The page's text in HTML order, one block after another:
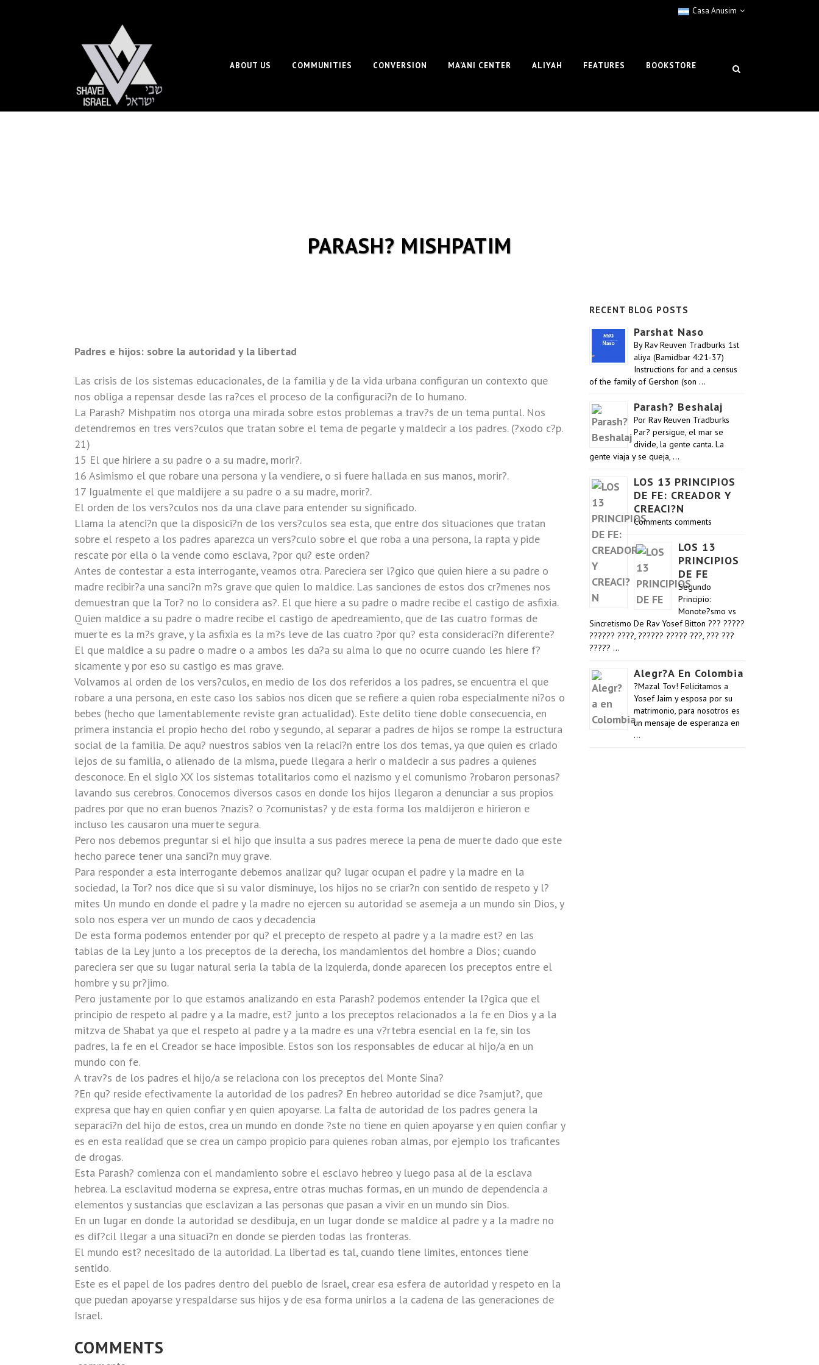
Casa Anusim
ABOUT US COMMUNITIES CONVERSION MA’ANI CENTER ALIYAH FEATURES BOOKSTORE
PARASH? MISHPATIM
Padres e hijos: sobre la autoridad y la libertad
Las crisis de los sistemas educacionales, de la familia y de la vida urbana configuran un contexto que
nos obliga a repensar desde las ra?ces el proceso de la configuraci?n de lo humano.
La Parash? Mishpatim nos otorga una mirada sobre estos problemas a trav?s de un tema puntal. Nos
detendremos en tres vers?culos que tratan sobre el tema de pegarle y maldecir a los padres. (?xodo c?p.
21)
15 El que hiriere a su padre o a su madre, morir?.
16 Asimismo el que robare una persona y la vendiere, o si fuere hallada en sus manos, morir?.
17 Igualmente el que maldijere a su padre o a su madre, morir?.
El orden de los vers?culos nos da una clave para entender su significado.
Llama la atenci?n que la disposici?n de los vers?culos sea esta, que entre dos situaciones que tratan
sobre el respeto a los padres aparezca un vers?culo sobre el que roba a una persona, la rapta y pide
rescate por ella o la vende como esclava, ?por qu? este orden?
Antes de contestar a esta interrogante, veamos otra. Pareciera ser l?gico que quien hiere a su padre o
madre recibir?a una sanci?n m?s grave que quien lo maldice. Las sanciones de estos dos cr?menes nos
demuestran que la Tor? no lo considera as?. El que hiere a su padre o madre recibe el castigo de asfixia.
Quien maldice a su padre o madre recibe el castigo de apedreamiento, que de las cuatro formas de
muerte es la m?s grave, y la asfixia es la m?s leve de las cuatro ?por qu? esta consideraci?n diferente?
El que maldice a su padre o madre o a ambos les da?a su alma lo que no ocurre cuando les hiere f?
sicamente y por eso su castigo es mas grave.
Volvamos al orden de los vers?culos, en medio de los dos referidos a los padres, se encuentra el que
robare a una persona, en este caso los sabios nos dicen que se refiere a quien roba especialmente ni?os o
bebes (hecho que lamentablemente reviste gran actualidad). Este delito tiene doble consecuencia, en
primera instancia el propio hecho del robo y segundo, al separar a padres de hijos se rompe la estructura
social de la familia. De aqu? nuestros sabios ven la relaci?n entre los dos temas, ya que quien es criado
lejos de su familia, o alienado de la misma, puede llegara a herir o maldecir a sus padres a quienes
desconoce. En el siglo XX los sistemas totalitarios como el nazismo y el comunismo ?robaron personas?
lavando sus cerebros. Conocemos diversos casos en donde los hijos llegaron a denunciar a sus propios
padres por que no eran buenos ?nazis? o ?comunistas? y de esta forma los maldijeron e hirieron e
incluso les causaron una muerte segura.
Pero nos debemos preguntar si el hijo que insulta a sus padres merece la pena de muerte dado que este
hecho parece tener una sanci?n muy grave.
Para responder a esta interrogante debemos analizar qu? lugar ocupan el padre y la madre en la
sociedad, la Tor? nos dice que si su valor disminuye, los hijos no se criar?n con sentido de respeto y l?
mites Un mundo en donde el padre y la madre no ejercen su autoridad se asemeja a un mundo sin Dios, y
solo nos espera ver un mundo de caos y decadencia
De esta forma podemos entender por qu? el precepto de respeto al padre y a la madre est? en las
tablas de la Ley junto a los preceptos de la derecha, los mandamientos del hombre a Dios; cuando
pareciera ser que su lugar natural seria la tabla de la izquierda, donde aparecen los preceptos entre el
hombre y su pr?jimo.
Pero justamente por lo que estamos analizando en esta Parash? podemos entender la l?gica que el
principio de respeto al padre y a la madre, est? junto a los preceptos relacionados a la fe en Dios y a la
mitzva de Shabat ya que el respeto al padre y a la madre es una v?rtebra esencial en la fe, sin los
padres, la fe en el Creador se hace imposible. Estos son los responsables de educar al hijo/a en un
mundo con fe.
A trav?s de los padres el hijo/a se relaciona con los preceptos del Monte Sina?
?En qu? reside efectivamente la autoridad de los padres? En hebreo autoridad se dice ?samjut?, que
expresa que hay en quien confiar y en quien apoyarse. La falta de autoridad de los padres genera la
separaci?n del hijo de estos, crea un mundo en donde ?ste no tiene en quien apoyarse y en quien confiar y
es en esta realidad que se crea un campo propicio para quienes roban almas, por ejemplo los traficantes
de drogas.
Esta Parash? comienza con el mandamiento sobre el esclavo hebreo y luego pasa al de la esclava
hebrea. La esclavitud moderna se expresa, entre otras muchas formas, en un mundo de dependencia a
elementos y sustancias que esclavizan a las personas que pasan a vivir en un mundo sin Dios.
En un lugar en donde la autoridad se desdibuja, en un lugar donde se maldice al padre y a la madre no
es dif?cil llegar a una situaci?n en donde se pierden todas las fronteras.
El mundo est? necesitado de la autoridad. La libertad es tal, cuando tiene limites, entonces tiene
sentido.
Este es el papel de los padres dentro del pueblo de Israel, crear esa esfera de autoridad y respeto en la
que puedan apoyarse y respaldarse sus hijos y de esa forma unirlos a la cadena de las generaciones de
Israel.
COMMENTS
RECENT BLOG POSTS
Parshat Naso
By Rav Reuven Tradburks 1st
aliya (Bamidbar 4:21-37)
Instructions for and a census
of the family of Gershon (son …
Parash? Beshalaj
Por Rav Reuven Tradburks
Par? persigue, el mar se
divide, la gente canta. La
gente viaja y se queja, …
LOS 13 PRINCIPIOS
DE FE: CREADOR Y
CREACI?N
Comments comments
LOS 13
PRINCIPIOS
DE FE
Segundo
Principio:
Monote?smo vs
Sincretismo De Rav Yosef Bitton ??? ?????
?????? ????, ?????? ????? ???, ??? ???
????? …
Alegr?a En Colombia
?Mazal Tov! Felicitamos a
Yosef Jaim y esposa por su
matrimonio, para nosotros es
un mensaje de esperanza en
…